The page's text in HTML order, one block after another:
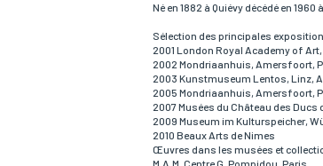
Adresse
Ville
Né en 1882 à Quiévy décédé en 1960
Sélection des principales
2001 London Royal Academy of
2002 Mondriaanhuis, Amersfoort,
2003 Kunstmuseum Lentos, Linz,
2005 Mondriaanhuis, Amersfoort,
2007 Musées du Château des Ducs
2009 Museum im Kulturspeicher,
2010 Beaux Arts de Nimes
Œuvres dans les musées et
M.A.M. Centre G. Pompidou, Paris